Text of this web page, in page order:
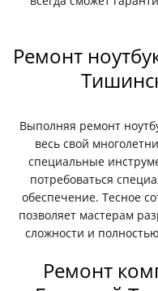
Ремонт
Выполняя ремонт
весь свой
специальные
потребоваться
обеспечение. Тесное
позволяет мастерам
сложности и
Ремонт